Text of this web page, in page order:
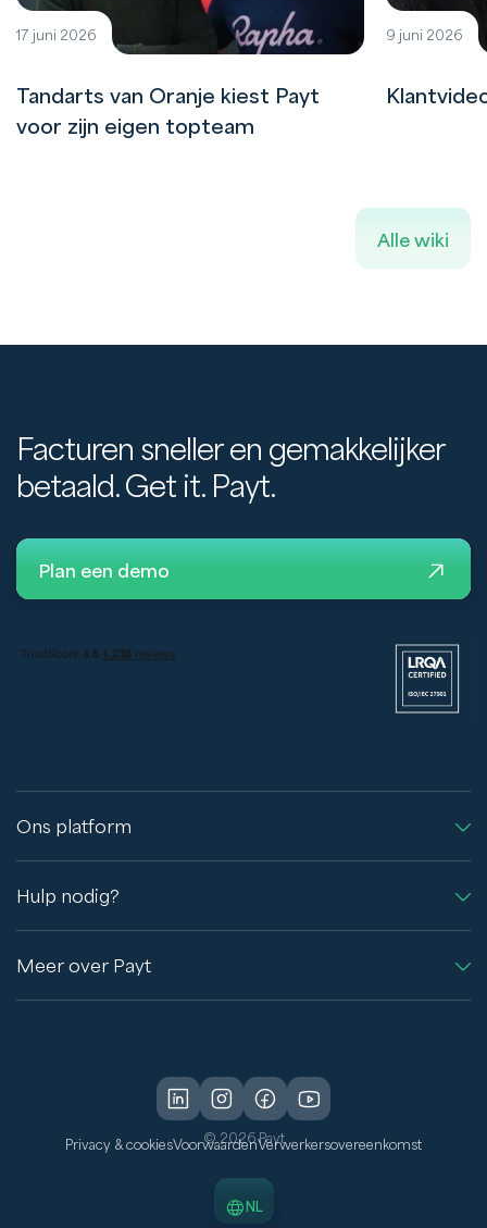
17 juni 2026
Tandarts van Oranje kiest Payt
voor zijn eigen topteam
9 juni 2026
Alle wiki
Facturen sneller en gemakkelijker
betaald. Get it. Payt.
Plan een demo
Ons platform
Hulp nodig?
Meer over Payt
© 2026 Payt
Privacy & cookiesVoorwaardenVerwerkersovereenkomst
NL